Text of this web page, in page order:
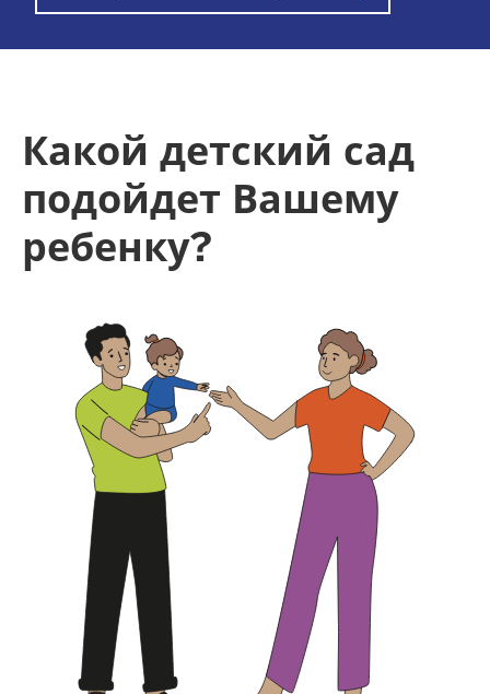
o
Какой детский сад
подойдет Вашему
ребенку?